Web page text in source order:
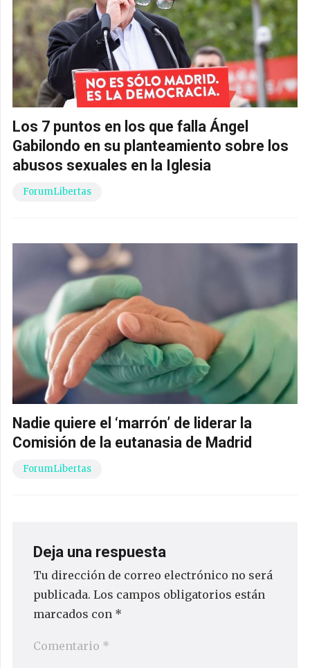
Los 7 puntos en los que falla Ángel
Gabilondo en su planteamiento sobre los
abusos sexuales en la Iglesia
ForumLibertas
Nadie quiere el ‘marrón’ de liderar la
Comisión de la eutanasia de Madrid
ForumLibertas
Deja una respuesta
Tu dirección de correo electrónico no será
publicada. Los campos obligatorios están
marcados con *